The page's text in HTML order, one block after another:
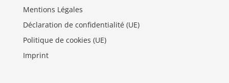
Mentions Légales
Déclaration de confidentialité (UE)
Politique de cookies (UE)
Imprint